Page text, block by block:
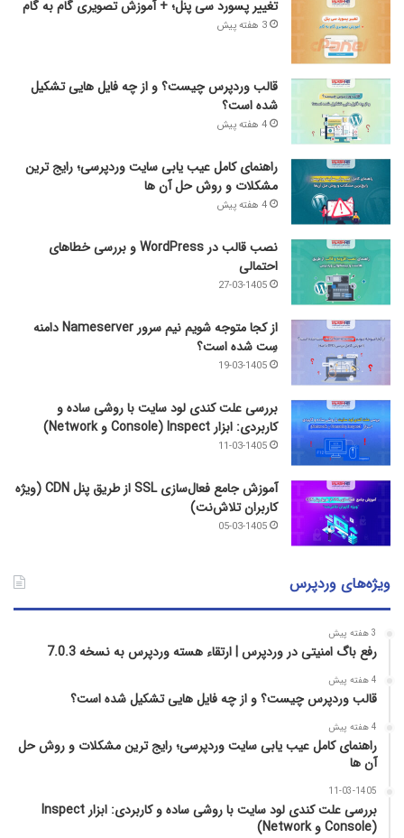
تغییر پسورد سی پنل؛ + آموزش تصویری گام به گام
3 هفته پیش
قالب وردپرس چیست؟ و از چه فایل­ هایی تشکیل
شده است؟
4 هفته پیش
راهنمای کامل عیب‌ یابی سایت وردپرسی؛ رایج‌ ترین
مشکلات و روش حل آن‌ ها
4 هفته پیش
نصب قالب در WordPress و بررسی خطاهای
احتمالی
27-03-1405
از کجا متوجه شویم نیم ‌سرور Nameserver دامنه
سِت شده است؟
19-03-1405
بررسی علت کندی لود سایت با روشی ساده و
کاربردی: ابزار Inspect (Console و Network)
11-03-1405
آموزش جامع فعال‌سازی SSL از طریق پنل CDN (ویژه
کاربران تلاش‌نت)
05-03-1405
ویژه‌های وردپرس
3 هفته پیش
رفع باگ امنیتی در وردپرس | ارتقاء هسته وردپرس به نسخه 7.0.3
4 هفته پیش
قالب وردپرس چیست؟ و از چه فایل­ هایی تشکیل شده است؟
4 هفته پیش
راهنمای کامل عیب‌ یابی سایت وردپرسی؛ رایج‌ ترین مشکلات و روش حل
آن‌ ها
11-03-1405
بررسی علت کندی لود سایت با روشی ساده و کاربردی: ابزار Inspect
(Console و Network)